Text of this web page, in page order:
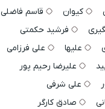
کیوان
قاسم فاضلی
فرشید حکمتی
علیها
علی فرزامی
علیرضا رحیم پور
علی شرفی
صادق کارگر